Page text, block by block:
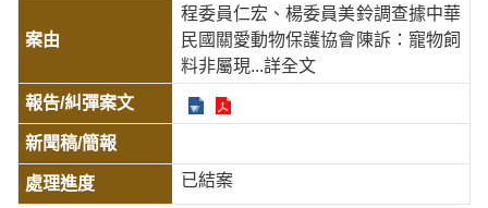
程委員仁宏、楊委員美鈴調查據中華
民國關愛動物保護協會陳訴：寵物飼
料非屬現...詳全文
已結案